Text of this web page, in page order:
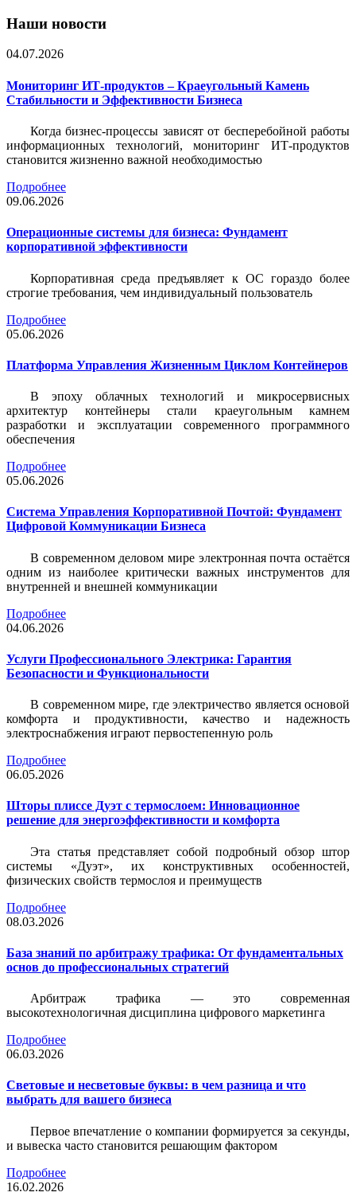
Наши новости
04.07.2026
Мониторинг ИТ-продуктов – Краеугольный Камень
Стабильности и Эффективности Бизнеса
Когда бизнес-процессы зависят от бесперебойной работы
информационных технологий, мониторинг ИТ-продуктов
становится жизненно важной необходимостью
Подробнее
09.06.2026
Операционные системы для бизнеса: Фундамент
корпоративной эффективности
Корпоративная среда предъявляет к ОС гораздо более
строгие требования, чем индивидуальный пользователь
Подробнее
05.06.2026
Платформа Управления Жизненным Циклом Контейнеров
В эпоху облачных технологий и микросервисных
архитектур контейнеры стали краеугольным камнем
разработки и эксплуатации современного программного
обеспечения
Подробнее
05.06.2026
Система Управления Корпоративной Почтой: Фундамент
Цифровой Коммуникации Бизнеса
В современном деловом мире электронная почта остаётся
одним из наиболее критически важных инструментов для
внутренней и внешней коммуникации
Подробнее
04.06.2026
Услуги Профессионального Электрика: Гарантия
Безопасности и Функциональности
В современном мире, где электричество является основой
комфорта и продуктивности, качество и надежность
электроснабжения играют первостепенную роль
Подробнее
06.05.2026
Шторы плиссе Дуэт с термослоем: Инновационное
решение для энергоэффективности и комфорта
Эта статья представляет собой подробный обзор штор
системы «Дуэт», их конструктивных особенностей,
физических свойств термослоя и преимуществ
Подробнее
08.03.2026
База знаний по арбитражу трафика: От фундаментальных
основ до профессиональных стратегий
Арбитраж трафика — это современная
высокотехнологичная дисциплина цифрового маркетинга
Подробнее
06.03.2026
Световые и несветовые буквы: в чем разница и что
выбрать для вашего бизнеса
Первое впечатление о компании формируется за секунды,
и вывеска часто становится решающим фактором
Подробнее
16.02.2026